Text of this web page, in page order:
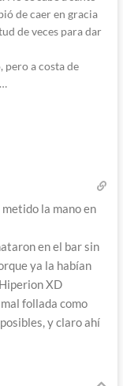
de caer en gracia
de veces para dar
pero a costa de
la mano en
en el bar sin
ya la habían
XD
follada como
y claro ahí